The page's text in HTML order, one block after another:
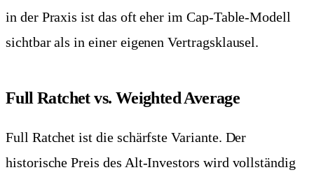
in der Praxis ist das oft eher im Cap-Table-Modell
sichtbar als in einer eigenen Vertragsklausel.
Full Ratchet vs. Weighted Average
Full Ratchet ist die schärfste Variante. Der
historische Preis des Alt-Investors wird vollständig